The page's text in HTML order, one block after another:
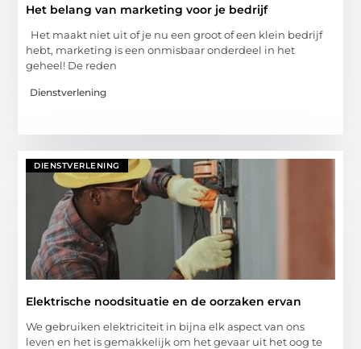
Het belang van marketing voor je bedrijf
Het maakt niet uit of je nu een groot of een klein bedrijf
hebt, marketing is een onmisbaar onderdeel in het
geheel! De reden
Dienstverlening
DIENSTVERLENING
Elektrische noodsituatie en de oorzaken ervan
We gebruiken elektriciteit in bijna elk aspect van ons
leven en het is gemakkelijk om het gevaar uit het oog te